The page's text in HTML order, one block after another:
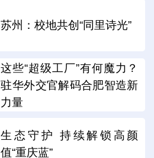
苏州：校地共创“同里诗光”
这些“超级工厂”有何魔力？
驻华外交官解码合肥智造新
力量
生态守护 持续解锁高颜
值“重庆蓝”